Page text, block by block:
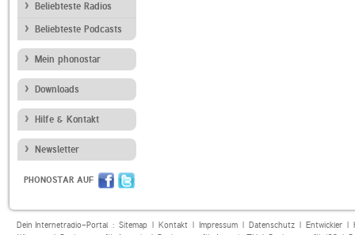
Beliebteste Radios
Beliebteste Podcasts
Mein phonostar
Downloads
Hilfe & Kontakt
Newsletter
PHONOSTAR AUF
Dein Internetradio-Portal : Sitemap| Kontakt| Impressum| Datenschutz| Entwickler|